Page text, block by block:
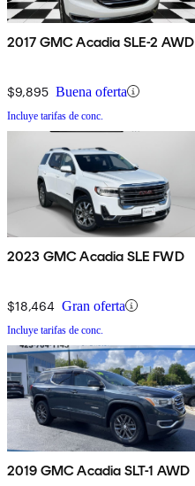
2017 GMC Acadia SLE-2 AWD
$9,895 Buena oferta
Incluye tarifas de conc.
2023 GMC Acadia SLE FWD
$18,464 Gran oferta
Incluye tarifas de conc.
2019 GMC Acadia SLT-1 AWD